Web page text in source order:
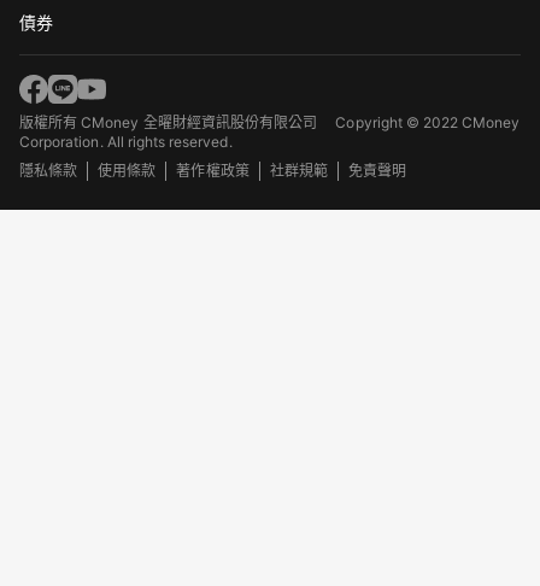
債券
版權所有 CMoney 全曜財經資訊股份有限公司Copyright © 2022 CMoney
Corporation. All rights reserved.
隱私條款
使用條款 著作權政策 社群規範 免責聲明